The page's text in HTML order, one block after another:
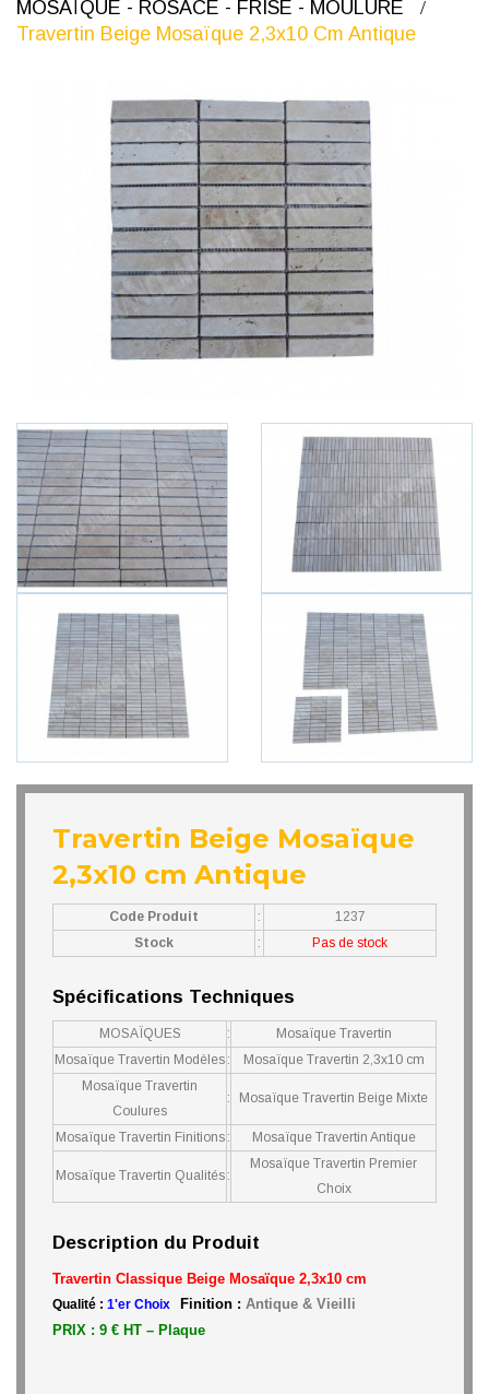
MOSAÏQUE - ROSACE - FRISE - MOULURE
Travertin Beige Mosaïque 2,3x10 Cm Antique
Travertin Beige Mosaïque
2,3x10 cm Antique
Code Produit :
1237
Stock
: Pas de stock
Spécifications Techniques
MOSAÏQUES :
Mosaïque Travertin
Mosaïque Travertin Modèles :
Mosaïque Travertin 2,3x10 cm
Mosaïque Travertin
Coulures
: Mosaïque Travertin Beige Mixte
Mosaïque Travertin Finitions : Mosaïque Travertin Antique
Mosaïque Travertin Qualités :
Mosaïque Travertin Premier
Choix
Description du Produit
Travertin Classique Beige Mosaïque 2,3x10 cm
Qualité : 1'er Choix Finition : Antique & Vieilli
PRIX : 9 € HT – Plaque